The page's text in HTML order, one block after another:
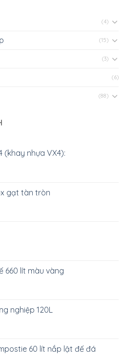
(4)
(15)
(3)
(6)
(88)
(khay nhựa VX4):
gạt tàn tròn
660 lít màu vàng
nghiệp 120L
60 lít nắp lật đế đá